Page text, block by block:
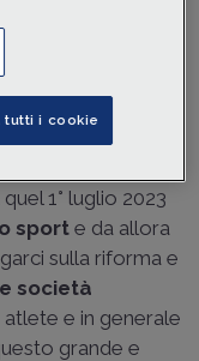
news
1° luglio 2023
sporte da allora
sulla riforma e
società
atlete e in generale
grande e
tutti i cookie